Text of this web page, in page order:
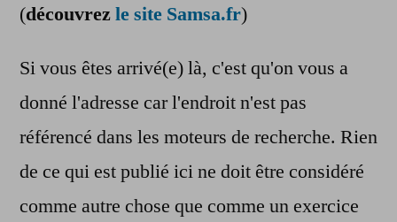
(découvrezle site Samsa.fr)
Si vous êtes arrivé(e) là, c'est qu'on vous a
donné l'adresse car l'endroit n'est pas
référencé dans les moteurs de recherche. Rien
de ce qui est publié ici ne doit être considéré
comme autre chose que comme un exercice